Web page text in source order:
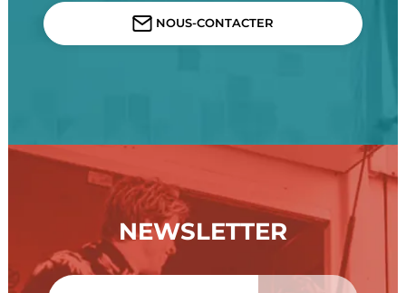
NOUS-CONTACTER
NEWSLETTER